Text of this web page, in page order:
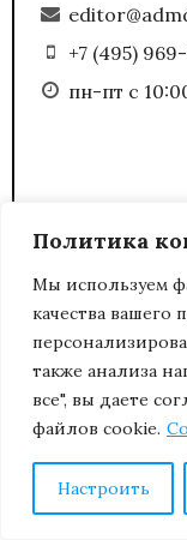
Политика
Мы используем
качества вашего
также анализа
все", вы даете
файлов cookie.
Настроить
+7 (495)
пн-пт с
материалов
Политика